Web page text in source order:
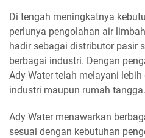
Di tengah meningkatnya
perlunya pengolahan air
hadir sebagai distributor pasir
berbagai industri. Dengan
Ady Water telah melayani
industri maupun rumah tangga.
Ady Water menawarkan
sesuai dengan kebutuhan